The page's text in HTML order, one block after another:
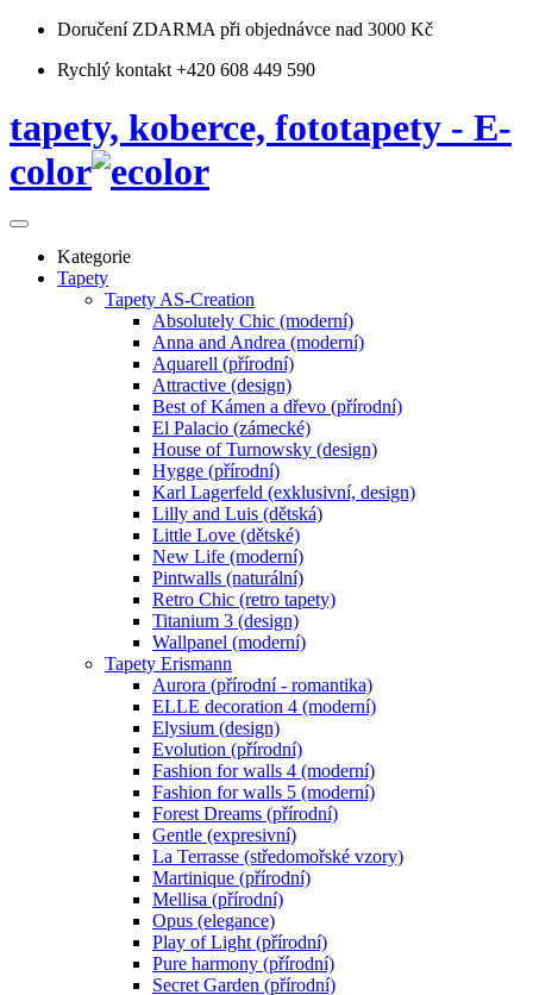
Doručení ZDARMA při objednávce nad 3000 Kč
Rychlý kontakt +420 608 449 590
tapety, koberce, fototapety - E-
color
Kategorie
Tapety
Tapety AS-Creation
Absolutely Chic (moderní)
Anna and Andrea (moderní)
Aquarell (přírodní)
Attractive (design)
Best of Kámen a dřevo (přírodní)
El Palacio (zámecké)
House of Turnowsky (design)
Hygge (přírodní)
Karl Lagerfeld (exklusivní, design)
Lilly and Luis (dětská)
Little Love (dětské)
New Life (moderní)
Pintwalls (naturální)
Retro Chic (retro tapety)
Titanium 3 (design)
Wallpanel (moderní)
Tapety Erismann
Aurora (přírodní - romantika)
ELLE decoration 4 (moderní)
Elysium (design)
Evolution (přírodní)
Fashion for walls 4 (moderní)
Fashion for walls 5 (moderní)
Forest Dreams (přírodní)
Gentle (expresivní)
La Terrasse (středomořské vzory)
Martinique (přírodní)
Mellisa (přírodní)
Opus (elegance)
Play of Light (přírodní)
Pure harmony (přírodní)
Secret Garden (přírodní)